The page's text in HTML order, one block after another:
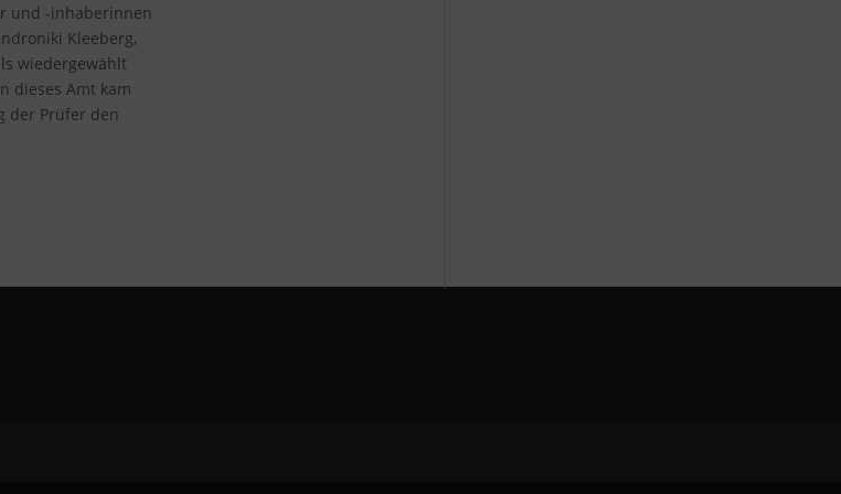
und -inhaberinnen
Kleeberg,
wiedergewählt
dieses Amt kam
der Prüfer den